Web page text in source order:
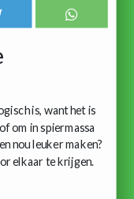
is, want het is
om in spiermassa
nou leuker maken?
elkaar te krijgen.